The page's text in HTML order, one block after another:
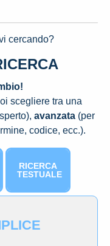
cercando?
scegliere tra una
avanzata (per
codice, ecc.).
RICERCA
TESTUALE